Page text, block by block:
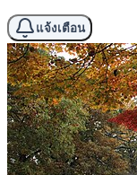
แจ้งเตือน